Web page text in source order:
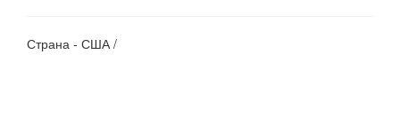
Страна - США /